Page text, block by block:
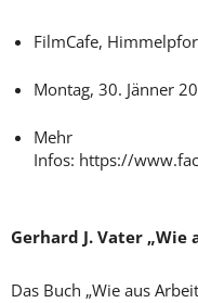
FilmCafe,
Montag, 30. Jänner
Mehr
Infos: https://
Gerhard J. Vater
Das Buch „Wie aus